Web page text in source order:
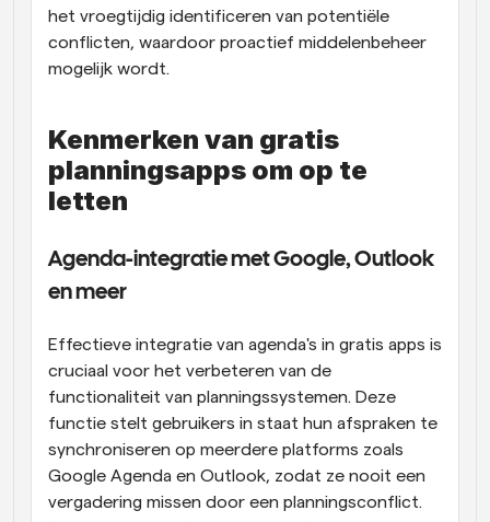
het vroegtijdig identificeren van potentiële
conflicten, waardoor proactief middelenbeheer
mogelijk wordt.
Kenmerken van gratis
planningsapps om op te
letten
Agenda-integratie met Google, Outlook
en meer
Effectieve integratie van agenda's in gratis apps is
cruciaal voor het verbeteren van de
functionaliteit van planningssystemen. Deze
functie stelt gebruikers in staat hun afspraken te
synchroniseren op meerdere platforms zoals
Google Agenda en Outlook, zodat ze nooit een
vergadering missen door een planningsconflict.